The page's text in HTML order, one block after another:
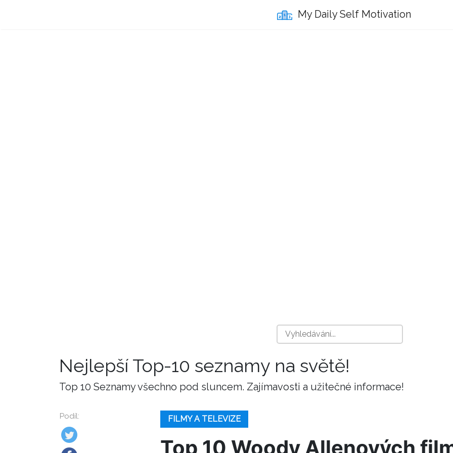
My Daily Self Motivation
Nejlepší Top-10 seznamy na světě!
Top 10 Seznamy všechno pod sluncem. Zajímavosti a užitečné informace!
Podíl: FILMY A TELEVIZE
Top 10 Woody Allenových